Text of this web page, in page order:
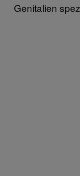
Genitalien